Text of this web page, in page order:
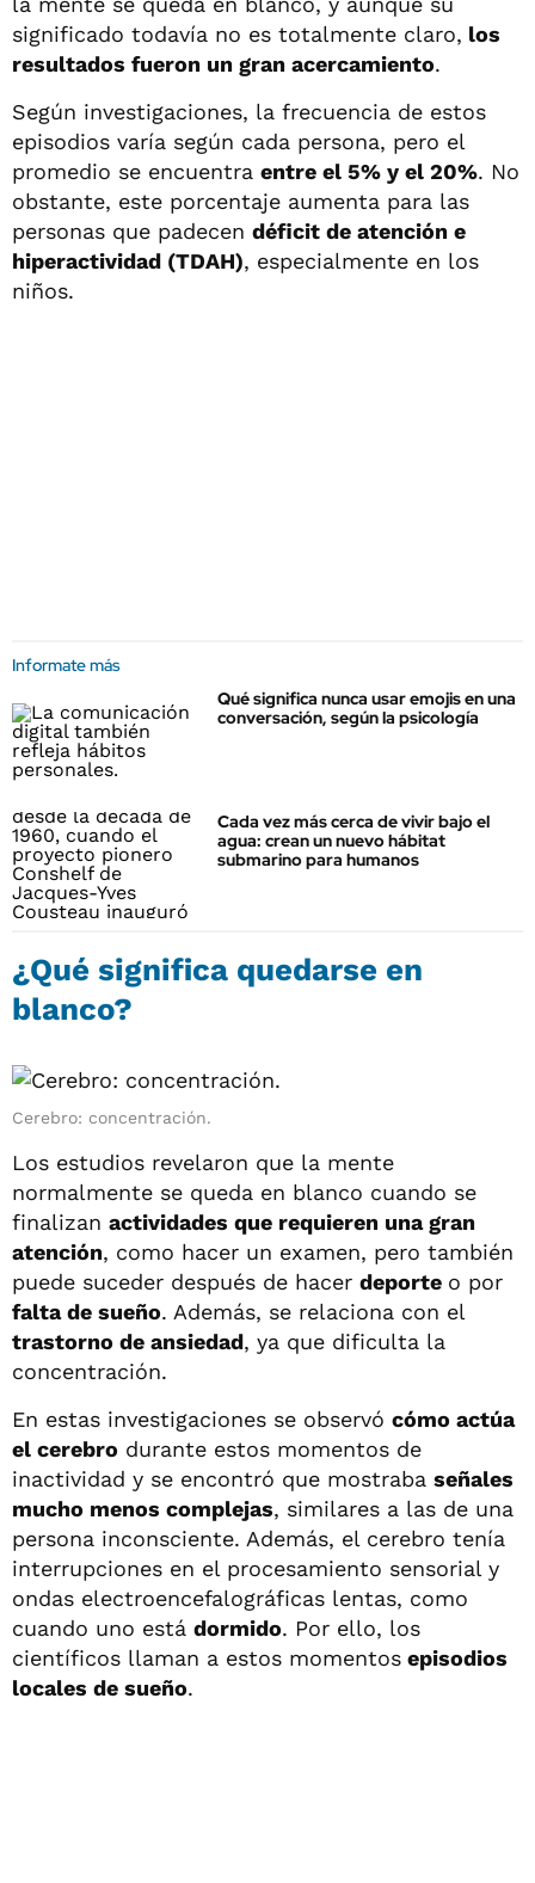
significado todavía no es totalmente claro, los
resultados fueron un gran acercamiento.
Según investigaciones, la frecuencia de estos
episodios varía según cada persona, pero el
promedio se encuentra entre el 5% y el 20%. No
obstante, este porcentaje aumenta para las
personas que padecen déficit de atención e
hiperactividad (TDAH), especialmente en los
niños.
Informate más
Qué significa nunca usar emojis en una
conversación, según la psicología
Cada vez más cerca de vivir bajo el
agua: crean un nuevo hábitat
submarino para humanos
¿Qué significa quedarse en
blanco?
Cerebro: concentración.
Los estudios revelaron que la mente
normalmente se queda en blanco cuando se
finalizan actividades que requieren una gran
atención, como hacer un examen, pero también
puede suceder después de hacer deporte o por
falta de sueño. Además, se relaciona con el
trastorno de ansiedad, ya que dificulta la
concentración.
En estas investigaciones se observó cómo actúa
el cerebro durante estos momentos de
inactividad y se encontró que mostraba señales
mucho menos complejas, similares a las de una
persona inconsciente. Además, el cerebro tenía
interrupciones en el procesamiento sensorial y
ondas electroencefalográficas lentas, como
cuando uno está dormido. Por ello, los
científicos llaman a estos momentos episodios
locales de sueño.